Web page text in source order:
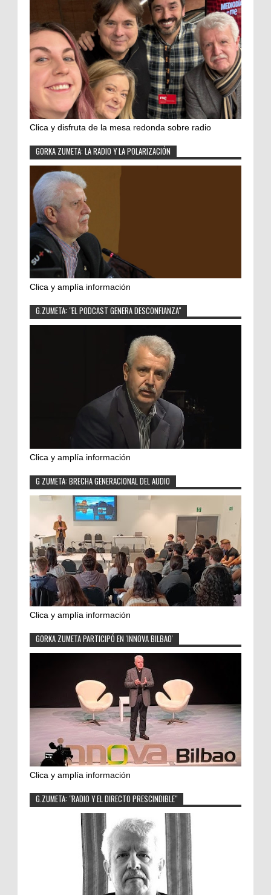
Clica y disfruta de la mesa redonda sobre radio
GORKA ZUMETA: LA RADIO Y LA POLARIZACIÓN
Clica y amplía información
G.ZUMETA: "EL PODCAST GENERA DESCONFIANZA"
Clica y amplía información
G ZUMETA: BRECHA GENERACIONAL DEL AUDIO
Clica y amplía información
GORKA ZUMETA PARTICIPÓ EN 'INNOVA BILBAO'
Clica y amplía información
G.ZUMETA: "RADIO Y EL DIRECTO PRESCINDIBLE"